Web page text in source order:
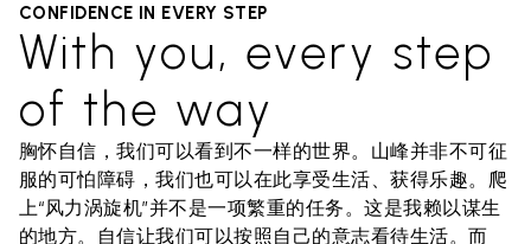
CONFIDENCE IN EVERY STEP
With you, every step
of the way
胸怀自信，我们可以看到不一样的世界。山峰并非不可征
服的可怕障碍，我们也可以在此享受生活、获得乐趣。爬
上“风力涡旋机”并不是一项繁重的任务。这是我赖以谋生
的地方。自信让我们可以按照自己的意志看待生活。而